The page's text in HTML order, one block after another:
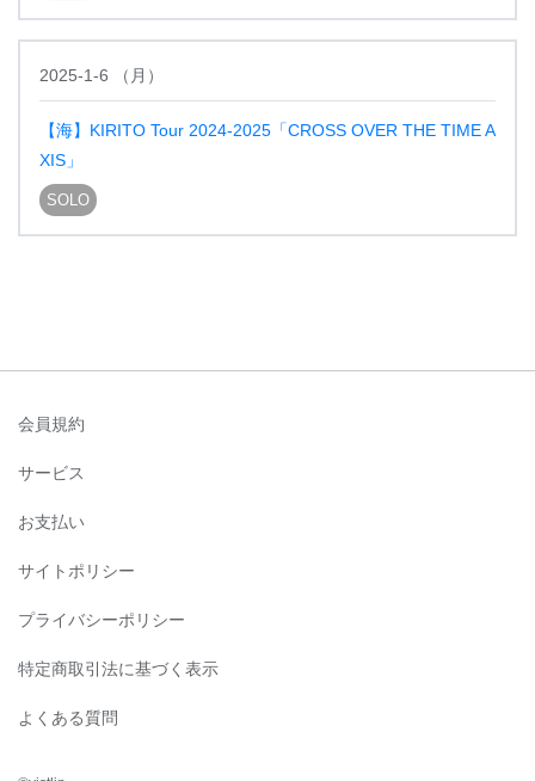
2025-1-6 （ 月 ）
【海】KIRITO Tour 2024-2025「CROSS OVER THE TIME A
XIS」
SOLO
会員規約
サービス
お支払い
サイトポリシー
プライバシーポリシー
特定商取引法に基づく表示
よくある質問